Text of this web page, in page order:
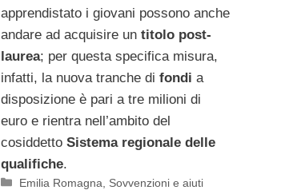
apprendistato i giovani possono anche
andare ad acquisire un titolo post-
laurea; per questa specifica misura,
infatti, la nuova tranche di fondi a
disposizione è pari a tre milioni di
euro e rientra nell’ambito del
cosiddetto Sistema regionale delle
qualifiche.
Categorie
Emilia Romagna Sovvenzioni e aiuti